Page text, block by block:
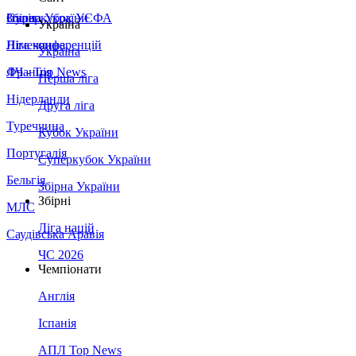
Збірна України
Італія
Німеччина
Франція
Нідерланди
Туреччина
Португалія
Бельгія
МЛС
Саудівська Аравія
Суперкубок УЄФА
Ліга конференцій
ЛЧ - Top News
Україна
Україна
Перша ліга
Друга ліга
Кубок України
Суперкубок України
Збірна України
Збірні
Ліга націй
ЧС 2026
Чемпіонати
Англія
Іспанія
АПЛ Top News